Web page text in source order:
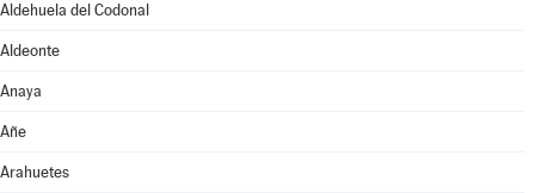
Aldehuela del Codonal
Aldeonte
Anaya
Añe
Arahuetes